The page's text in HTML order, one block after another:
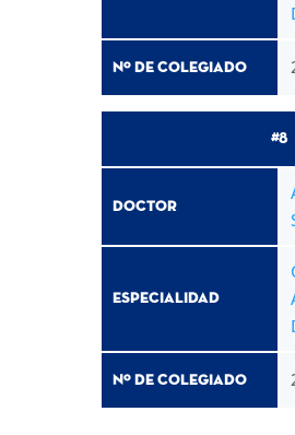
Nº de Colegiado
#8
Doctor
Especialidad
Nº de Colegiado